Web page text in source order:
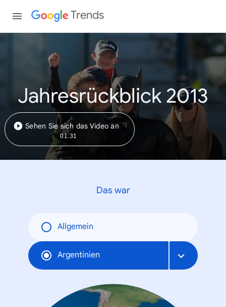
Trends
Jahresrückblick 2013
Sehen Sie sich das Video an
01:31
Das war
Allgemein
Argentinien